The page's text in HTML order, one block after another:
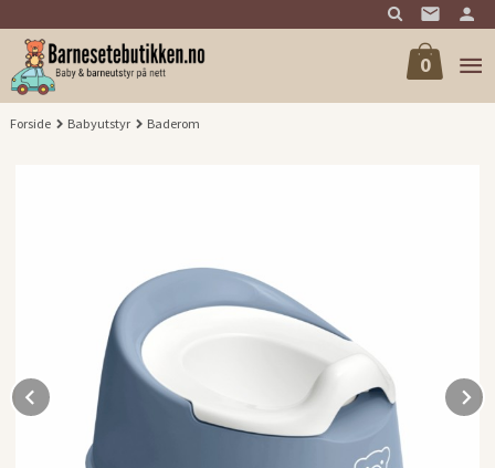
til
innholdet
0
Forside Babyutstyr Baderom